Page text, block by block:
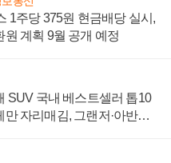
1주당 375원 현금배당 실시,
원 계획 9월 공개 예정
SUV 국내 베스트셀러 톱10
만 자리매김, 그랜저·아반떼